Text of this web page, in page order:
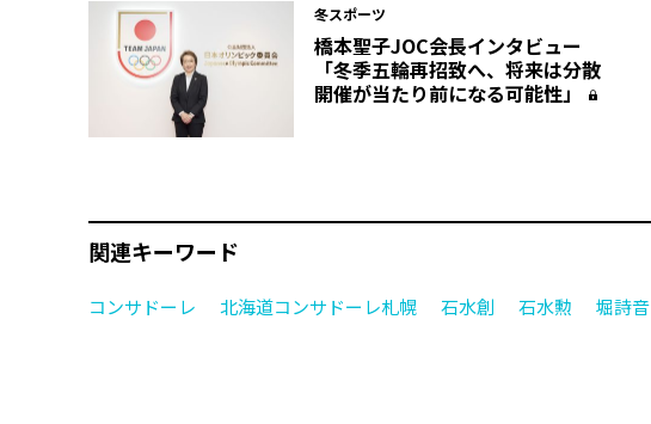
冬スポーツ
橋本聖子JOC会長インタビュー
「冬季五輪再招致へ、将来は分散
開催が当たり前になる可能性」
関連キーワード
コンサドーレ 北海道コンサドーレ札幌 石水創 石水勲 堀詩音